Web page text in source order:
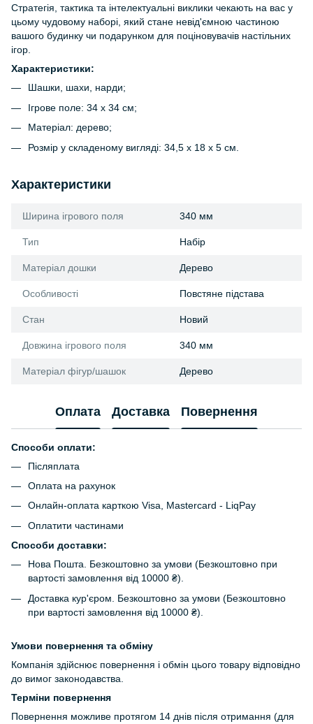
Стратегія, тактика та інтелектуальні виклики чекають на вас у
цьому чудовому наборі, який стане невід'ємною частиною
вашого будинку чи подарунком для поціновувачів настільних
ігор.
Характеристики:
Шашки, шахи, нарди;
Ігрове поле: 34 х 34 см;
Матеріал: дерево;
Розмір у складеному вигляді: 34,5 х 18 х 5 см.
Характеристики
Ширина ігрового поля 340 мм
Тип Набір
Матеріал дошки Дерево
Особливості Повстяне підстава
Стан Новий
Довжина ігрового поля 340 мм
Матеріал фігур/шашок Дерево
Оплата Доставка Повернення
Способи оплати:
Післяплата
Оплата на рахунок
Онлайн-оплата карткою Visa, Mastercard - LiqPay
Оплатити частинами
Способи доставки:
Нова Пошта. Безкоштовно за умови (Безкоштовно при
вартості замовлення від 10000 ₴).
Доставка кур'єром. Безкоштовно за умови (Безкоштовно
при вартості замовлення від 10000 ₴).
Умови повернення та обміну
Компанія здійснює повернення і обмін цього товару відповідно
до вимог законодавства.
Терміни повернення
Повернення можливе протягом 14 днів після отримання (для